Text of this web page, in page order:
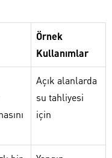
Örnek
Kullanımlar
Açık alanlarda
su tahliyesi
için